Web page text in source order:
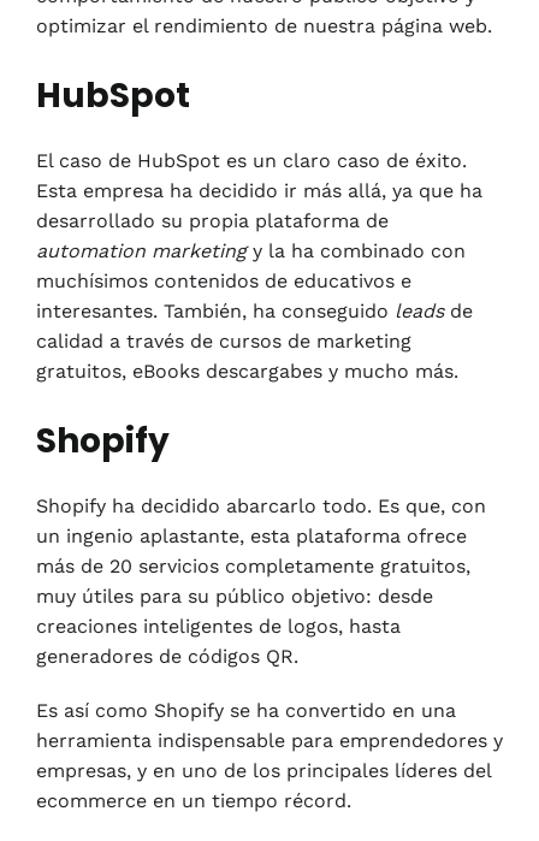
optimizar el rendimiento de nuestra página web.
HubSpot
El caso de HubSpot es un claro caso de éxito.
Esta empresa ha decidido ir más allá, ya que ha
desarrollado su propia plataforma de
automation marketingy la ha combinado con
muchísimos contenidos de educativos e
interesantes. También, ha conseguido leadsde
calidad a través de cursos de marketing
gratuitos, eBooks descargabes y mucho más.
Shopify
Shopify ha decidido abarcarlo todo. Es que, con
un ingenio aplastante, esta plataforma ofrece
más de 20 servicios completamente gratuitos,
muy útiles para su público objetivo: desde
creaciones inteligentes de logos, hasta
generadores de códigos QR.
Es así como Shopify se ha convertido en una
herramienta indispensable para emprendedores y
empresas, y en uno de los principales líderes del
ecommerce en un tiempo récord.